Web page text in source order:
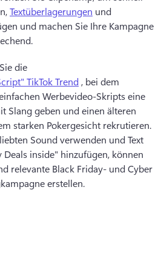
Textüberlagerungen und
und machen Sie Ihre Kampagne
die
TikTok Trend , bei dem
Werbevideo-Skripts eine
Slang geben und einen älteren
Sound verwenden und Text
inside" hinzufügen, können
relevante Black Friday- und Cyber
erstellen.